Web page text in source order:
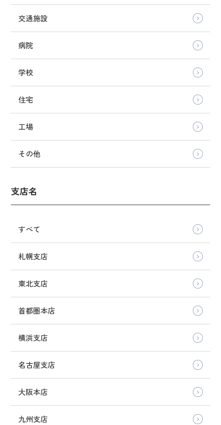
交通施設
病院
学校
住宅
工場
その他
支店名
すべて
札幌支店
東北支店
首都圏本店
横浜支店
名古屋支店
大阪本店
九州支店